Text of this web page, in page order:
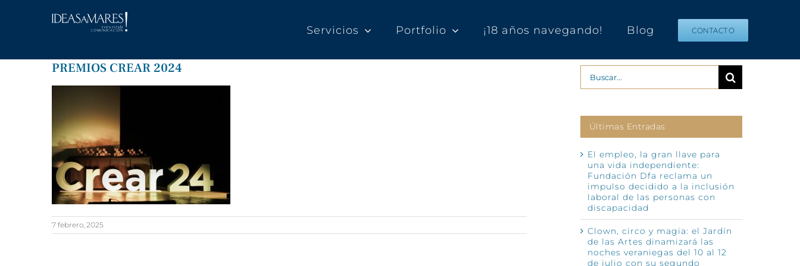
Servicios Portfolio ¡18 años navegando! Blog CONTACTO
PREMIOS CREAR 2024
7 febrero, 2025
Buscar:
Últimas Entradas
El empleo, la gran llave para
una vida independiente:
Fundación Dfa reclama un
impulso decidido a la inclusión
laboral de las personas con
discapacidad
Clown, circo y magia: el Jardín
de las Artes dinamizará las
noches veraniegas del 10 al 12
de julio con su segundo